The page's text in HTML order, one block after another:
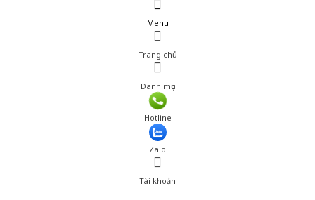
Menu
Trang chủ
Danh mục
Hotline
Zalo
Tài khoản